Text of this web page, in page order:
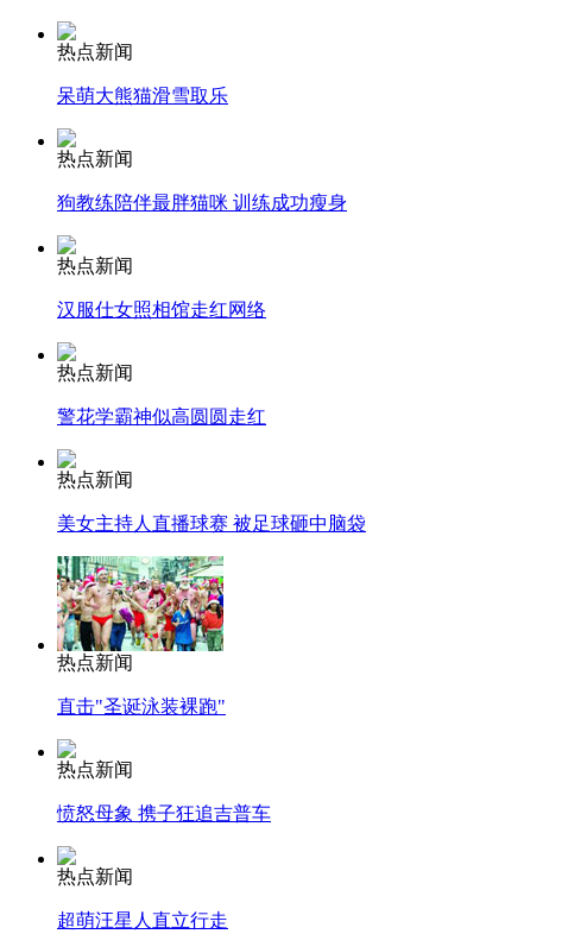
走！跟着总书记去植树
消防员救轻生者
纽约上演“枕头大战”
司机酒驾遇交警 急速倒车逃窜
热点新闻
呆萌大熊猫滑雪取乐
热点新闻
狗教练陪伴最胖猫咪 训练成功瘦身
热点新闻
汉服仕女照相馆走红网络
热点新闻
警花学霸神似高圆圆走红
热点新闻
美女主持人直播球赛 被足球砸中脑袋
热点新闻
直击"圣诞泳装裸跑"
热点新闻
愤怒母象 携子狂追吉普车
热点新闻
超萌汪星人直立行走